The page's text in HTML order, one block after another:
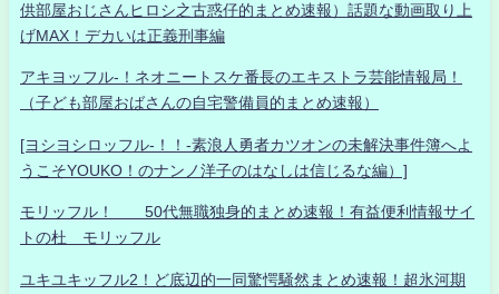
供部屋おじさんヒロシ之古惑仔的まとめ速報）話題な動画取り上
げMAX！デカいは正義刑事編
アキヨッフル-！ネオニートスケ番長のエキストラ芸能情報局！
（子ども部屋おばさんの自宅警備員的まとめ速報）
[ヨシヨシロッフル-！！-素浪人勇者カツオンの未解決事件簿へよ
うこそYOUKO！のナンノ洋子のはなしは信じるな編）]
モリッフル！ 50代無職独身的まとめ速報！有益便利情報サイ
トの杜 モリッフル
ユキユキッフル2！ど底辺的一同驚愕騒然まとめ速報！超氷河期